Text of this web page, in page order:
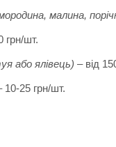
малина,
грн/шт.
або ялівець) – від
10-25 грн/шт.